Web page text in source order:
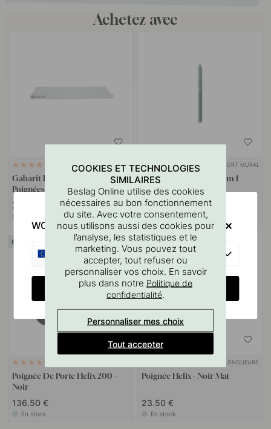
Achetez avec
Gabarit De Perçage Pour
Poignées Et Boutons
7 €
10 SUPPORT MURAL
Goupille à vis M4x50mm 1
pièce
1.10 €
En stock
POPULAR
Poignée De Porte Helix 200 -
Noir
136.50 €
En stock
+ LONGUEURS
Poignée Helix - Noir Mat
23.50 €
En stock
COOKIES ET TECHNOLOGIES
SIMILAIRES
Beslag Online utilise des cookies
nécessaires au bon fonctionnement
du site. Avec votre consentement,
nous utilisons aussi des cookies pour
l’analyse, les statistiques et le
marketing. Vous pouvez tout
accepter, tout refuser ou
personnaliser vos choix. En savoir
plus dans notre Politique de
confidentialité.
Personnaliser mes choix
Tout accepter
WOULD YOU RATHER VISIT?
CHANGE COUNTRY